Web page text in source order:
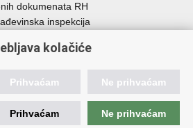
dokumenata RH
inspekcija
i posredovanje nekretninama
kolačiće
Prihvaćam Ne prihvaćam
Prihvaćam Ne prihvaćam